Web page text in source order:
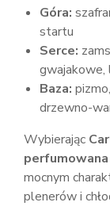
Góra:
startu
Serce:
gwajakowe,
Baza:
drzewno-
Wybierając
mocnym
plenerów i